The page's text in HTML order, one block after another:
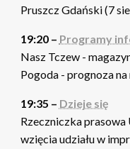
Pruszcz Gdański (7
19:20 – Programy
Nasz Tczew -
Pogoda - prognoza
19:35 – Dzieje się
Rzeczniczka
wzięcia udziału w